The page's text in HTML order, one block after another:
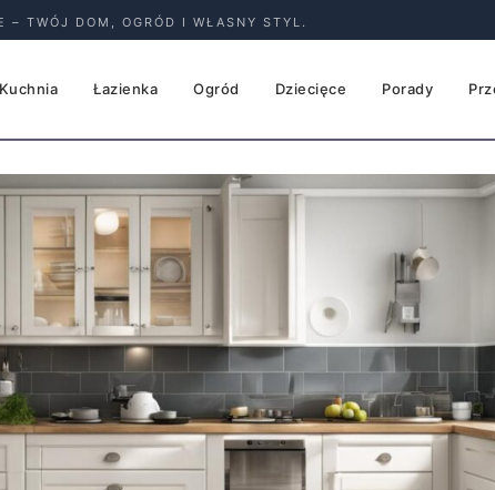
– TWÓJ DOM, OGRÓD I WŁASNY STYL.
Kuchnia Łazienka Ogród Dziecięce Porady